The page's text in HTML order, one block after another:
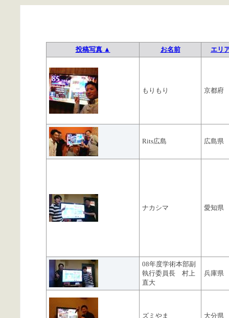
投稿写真 ▲ お名前 エリ
もりもり 京都府
Rits広島 広島県
ナカシマ 愛知県
08年度学術本部副
執行委員長 村上
直大
兵庫県
ズミやま 大分県